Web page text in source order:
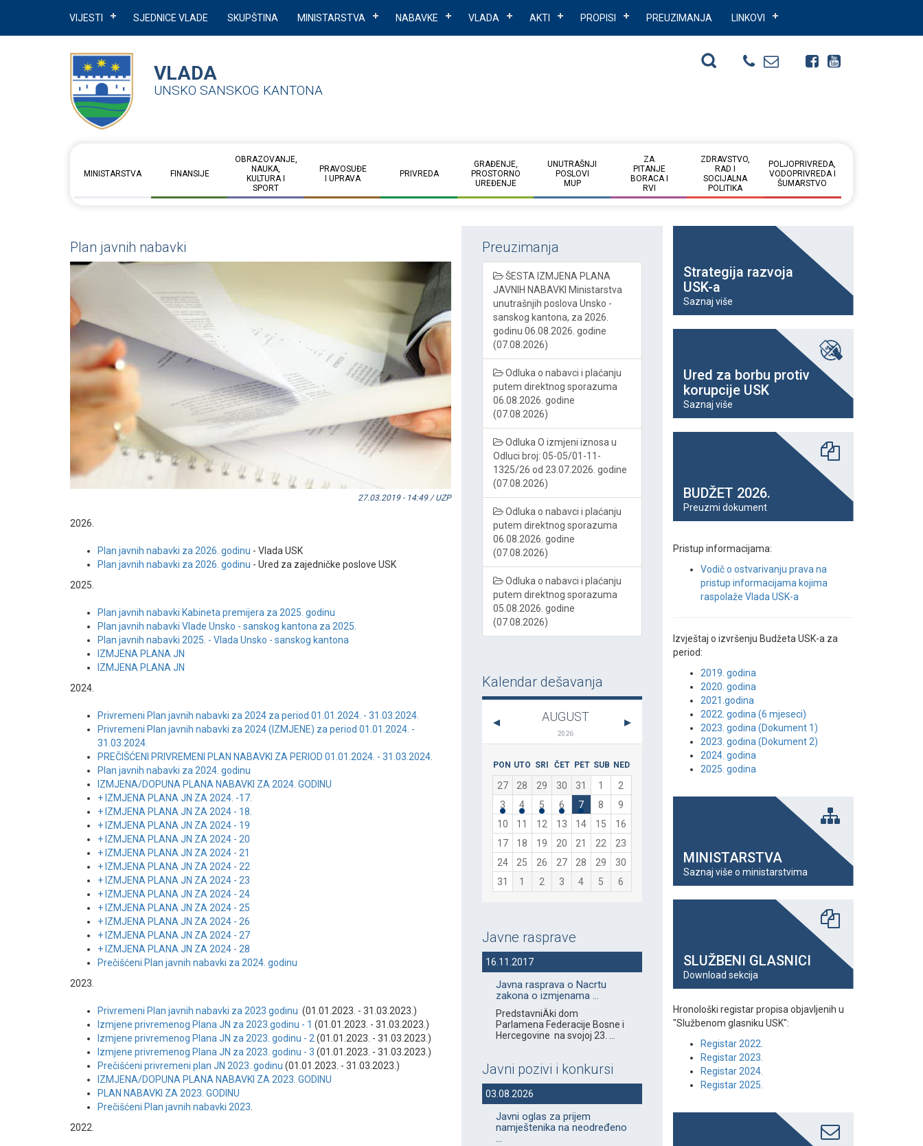
VIJESTI SJEDNICE VLADE SKUPŠTINA MINISTARSTVA NABAVKE VLADA AKTI PROPISI PREUZIMANJA LINKOVI
VLADA
UNSKO SANSKOG KANTONA
MINISTARSTVA FINANSIJE
OBRAZOVANJE,
NAUKA,
KULTURA I
SPORT
PRAVOSUĐE
I UPRAVA
PRIVREDA
GRAĐENJE,
PROSTORNO
UREĐENJE
UNUTRAŠNJI
POSLOVI
MUP
ZA
PITANJE
BORACA I
RVI
ZDRAVSTVO,
RAD I
SOCIJALNA
POLITIKA
POLJOPRIVREDA,
VODOPRIVREDA I
ŠUMARSTVO
Plan javnih nabavki
27.03.2019 - 14:49 / UZP
2026.
Plan javnih nabavki za 2026. godinu - Vlada USK
Plan javnih nabavki za 2026. godinu - Ured za zajedničke poslove USK
2025.
Plan javnih nabavki Kabineta premijera za 2025. godinu
Plan javnih nabavki Vlade Unsko - sanskog kantona za 2025.
Plan javnih nabavki 2025. - Vlada Unsko - sanskog kantona
IZMJENA PLANA JN
IZMJENA PLANA JN
2024.
Privremeni Plan javnih nabavki za 2024 za period 01.01.2024. - 31.03.2024.
Privremeni Plan javnih nabavki za 2024 (IZMJENE) za period 01.01.2024. -
31.03.2024.
PREČIŠĆENI PRIVREMENI PLAN NABAVKI ZA PERIOD 01.01.2024. - 31.03.2024.
Plan javnih nabavki za 2024. godinu
IZMJENA/DOPUNA PLANA NABAVKI ZA 2024. GODINU
+ IZMJENA PLANA JN ZA 2024. -17.
+ IZMJENA PLANA JN ZA 2024 - 18.
+ IZMJENA PLANA JN ZA 2024 - 19
+ IZMJENA PLANA JN ZA 2024 - 20
+ IZMJENA PLANA JN ZA 2024 - 21
+ IZMJENA PLANA JN ZA 2024 - 22
+ IZMJENA PLANA JN ZA 2024 - 23
+ IZMJENA PLANA JN ZA 2024 - 24
+ IZMJENA PLANA JN ZA 2024 - 25
+ IZMJENA PLANA JN ZA 2024 - 26
+ IZMJENA PLANA JN ZA 2024 - 27
+ IZMJENA PLANA JN ZA 2024 - 28
Prečišćeni Plan javnih nabavki za 2024. godinu
2023.
Privremeni Plan javnih nabavki za 2023 godinu (01.01.2023. - 31.03.2023.)
Izmjene privremenog Plana JN za 2023.godinu - 1 (01.01.2023. - 31.03.2023.)
Izmjene privremenog Plana JN za 2023. godinu - 2(01.01.2023. - 31.03.2023.)
Izmjene privremenog Plana JN za 2023. godinu - 3 (01.01.2023. - 31.03.2023.)
Prečišćeni privremeni plan JN 2023. godinu (01.01.2023. - 31.03.2023.)
IZMJENA/DOPUNA PLANA NABAVKI ZA 2023. GODINU
PLAN NABAVKI ZA 2023. GODINU
Prečišćeni Plan javnih nabavki 2023.
2022.
Preuzimanja
ŠESTA IZMJENA PLANA
JAVNIH NABAVKI Ministarstva
unutrašnjih poslova Unsko -
sanskog kantona, za 2026.
godinu 06.08.2026. godine
(07.08.2026)
Odluka o nabavci i plaćanju
putem direktnog sporazuma
06.08.2026. godine
(07.08.2026)
Odluka O izmjeni iznosa u
Odluci broj: 05-05/01-11-
1325/26 od 23.07.2026. godine
(07.08.2026)
Odluka o nabavci i plaćanju
putem direktnog sporazuma
06.08.2026. godine
(07.08.2026)
Odluka o nabavci i plaćanju
putem direktnog sporazuma
05.08.2026. godine
(07.08.2026)
Kalendar dešavanja
AUGUST
2026
PON UTO SRI ČET PET SUB NED
27 28 29 30 31 1
2
3
4 5 6 7 8
9
10
11 12 13 14 15
16
17
18 19 20 21 22
23
24
25 26 27 28 29
30
31
1 2 3 4 5 6
Javne rasprave
16.11.2017
Javna rasprava o Nacrtu
zakona o izmjenama ...
PredstavniÄki dom
Parlamena Federacije Bosne i
Hercegovine na svojoj 23. ...
Javni pozivi i konkursi
03.08.2026
Javni oglas za prijem
namještenika na neodređeno
...
Strategija razvoja
USK-a
Saznaj više
Ured za borbu protiv
korupcije USK
Saznaj više
BUDŽET 2026.
Preuzmi dokument
Pristup informacijama:
Vodič o ostvarivanju prava na
pristup informacijama kojima
raspolaže Vlada USK-a
Izvještaj o izvršenju Budžeta USK-a za
period:
2019. godina
2020. godina
2021.godina
2022. godina (6 mjeseci)
2023. godina (Dokument 1)
2023. godina (Dokument 2)
2024. godina
2025. godina
MINISTARSTVA
Saznaj više o ministarstvima
SLUŽBENI GLASNICI
Download sekcija
Hronološki registar propisa objavljenih u
"Službenom glasniku USK":
Registar 2022.
Registar 2023.
Registar 2024.
Registar 2025.